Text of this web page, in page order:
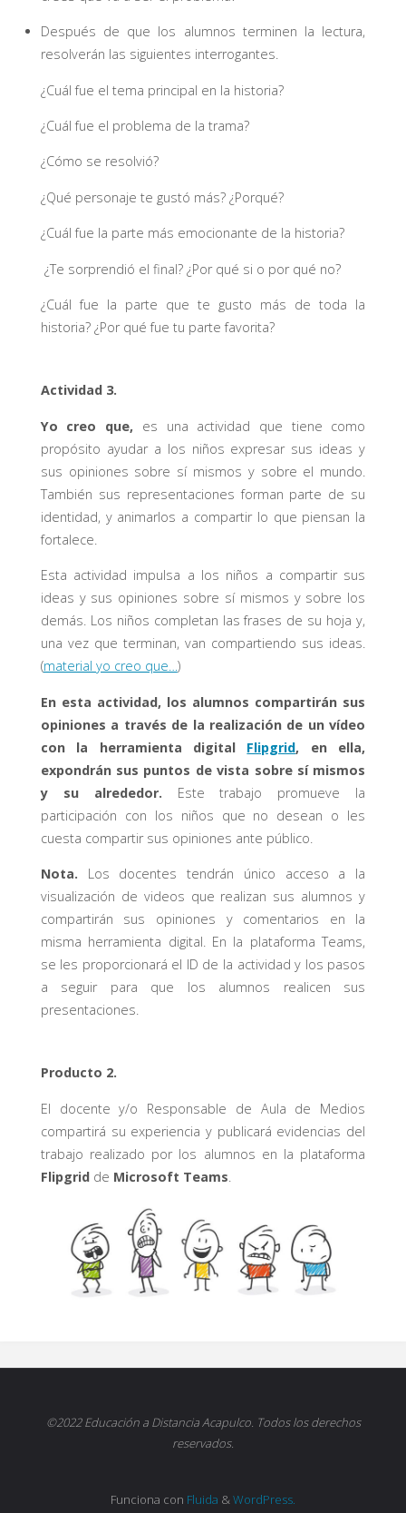
Después de que los alumnos terminen la lectura,
resolverán las siguientes interrogantes.
¿Cuál fue el tema principal en la historia?
¿Cuál fue el problema de la trama?
¿Cómo se resolvió?
¿Qué personaje te gustó más? ¿Porqué?
¿Cuál fue la parte más emocionante de la historia?
¿Te sorprendió el final? ¿Por qué si o por qué no?
¿Cuál fue la parte que te gusto más de toda la
historia? ¿Por qué fue tu parte favorita?
Actividad 3.
Yo creo que, es una actividad que tiene como
propósito ayudar a los niños expresar sus ideas y
sus opiniones sobre sí mismos y sobre el mundo.
También sus representaciones forman parte de su
identidad, y animarlos a compartir lo que piensan la
fortalece.
Esta actividad impulsa a los niños a compartir sus
ideas y sus opiniones sobre sí mismos y sobre los
demás. Los niños completan las frases de su hoja y,
una vez que terminan, van compartiendo sus ideas.
(material yo creo que…)
En esta actividad, los alumnos compartirán sus
opiniones a través de la realización de un vídeo
con la herramienta digital Flipgrid, en ella,
expondrán sus puntos de vista sobre sí mismos
y su alrededor. Este trabajo promueve la
participación con los niños que no desean o les
cuesta compartir sus opiniones ante público.
Nota. Los docentes tendrán único acceso a la
visualización de videos que realizan sus alumnos y
compartirán sus opiniones y comentarios en la
misma herramienta digital. En la plataforma Teams,
se les proporcionará el ID de la actividad y los pasos
a seguir para que los alumnos realicen sus
presentaciones.
Producto 2.
El docente y/o Responsable de Aula de Medios
compartirá su experiencia y publicará evidencias del
trabajo realizado por los alumnos en la plataforma
Flipgrid de Microsoft Teams
©2022 Educación a Distancia Acapulco. Todos los derechos
reservados.
Funciona con Fluida &WordPress.